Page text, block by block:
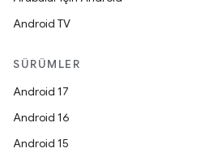
Android TV
SÜRÜMLER
Android 17
Android 16
Android 15